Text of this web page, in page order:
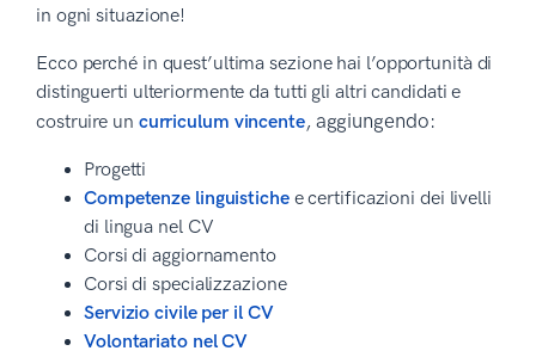
in ogni situazione!
Ecco perché in quest’ultima sezione hai l’opportunità di
distinguerti ulteriormente da tutti gli altri candidati e
costruire un curriculum vincente, aggiungendo:
Progetti
Competenze linguistichee certificazioni dei livelli
di lingua nel CV
Corsi di aggiornamento
Corsi di specializzazione
Servizio civile per il CV
Volontariato nel CV